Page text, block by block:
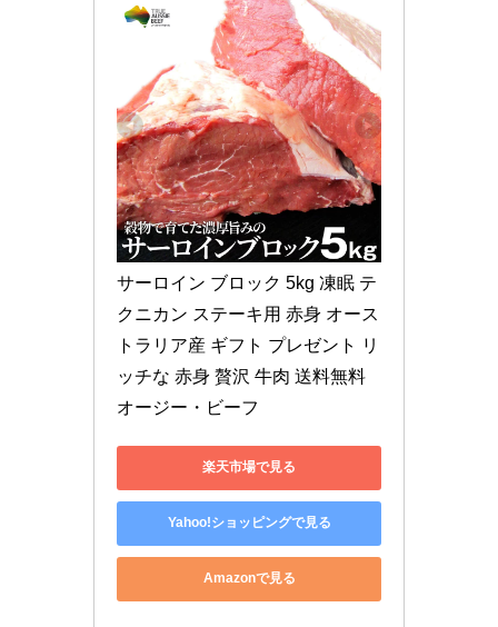
サーロイン ブロック 5kg 凍眠 テ
クニカン ステーキ用 赤身 オース
トラリア産 ギフト プレゼント リ
ッチな 赤身 贅沢 牛肉 送料無料
オージー・ビーフ
楽天市場で見る
Yahoo!ショッピングで見る
Amazonで見る